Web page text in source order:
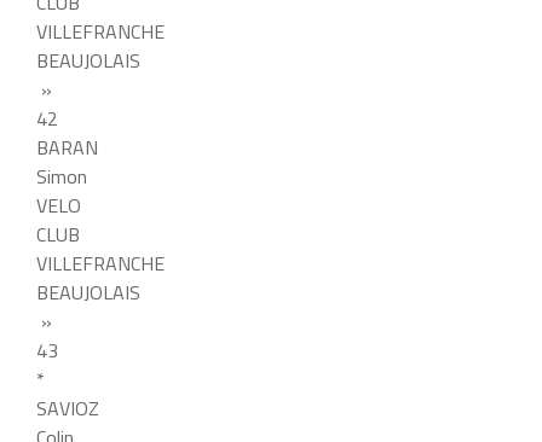
VILLEFRANCHE
BEAUJOLAIS
»
42
BARAN
Simon
VELO
CLUB
VILLEFRANCHE
BEAUJOLAIS
»
43
*
SAVIOZ